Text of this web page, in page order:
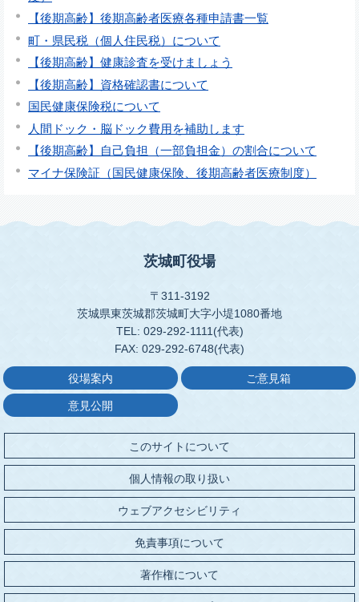
【後期高齢】後期高齢者医療各種申請書一覧
町・県民税（個人住民税）について
【後期高齢】健康診査を受けましょう
【後期高齢】資格確認書について
国民健康保険税について
人間ドック・脳ドック費用を補助します
【後期高齢】自己負担（一部負担金）の割合について
マイナ保険証（国民健康保険、後期高齢者医療制度）
茨城町役場
〒311-3192
茨城県東茨城郡茨城町大字小堤1080番地
TEL: 029-292-1111(代表)
FAX: 029-292-6748(代表)
役場案内 ご意見箱
意見公開
このサイトについて
個人情報の取り扱い
ウェブアクセシビリティ
免責事項について
著作権について